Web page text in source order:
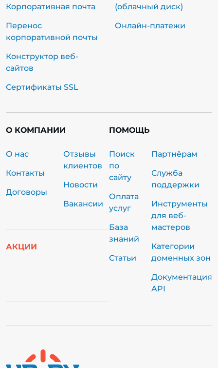
Корпоративная почта
Перенос
корпоративной почты
Конструктор веб-
сайтов
Сертификаты SSL
(облачный диск)
Онлайн-платежи
О КОМПАНИИ
О нас
Контакты
Договоры
Отзывы
клиентов
Новости
Вакансии
АКЦИИ
ПОМОЩЬ
Поиск
по
сайту
Оплата
услуг
База
знаний
Статьи
Партнёрам
Служба
поддержки
Инструменты
для веб-
мастеров
Категории
доменных зон
Документация
API